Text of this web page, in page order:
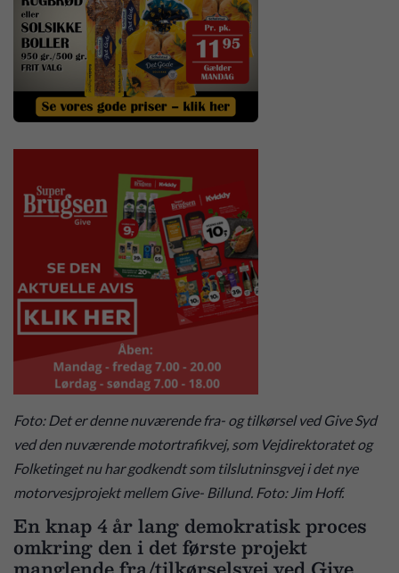
Foto: Det er denne nuværende fra- og tilkørsel ved Give Syd
ved den nuværende motortrafikvej, som Vejdirektoratet og
Folketinget nu har godkendt som tilslutninsgvej i det nye
motorvesjprojekt mellem Give- Billund. Foto: Jim Hoff.
En knap 4 år lang demokratisk proces
omkring den i det første projekt